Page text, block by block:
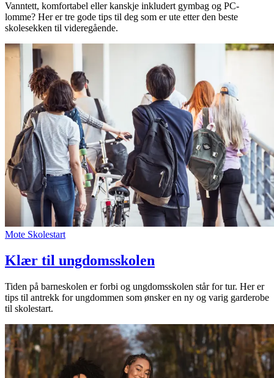
Vanntett, komfortabel eller kanskje inkludert gymbag og PC-
lomme? Her er tre gode tips til deg som er ute etter den beste
skolesekken til videregående.
Mote Skolestart
Klær til ungdomsskolen
Tiden på barneskolen er forbi og ungdomsskolen står for tur. Her er
tips til antrekk for ungdommen som ønsker en ny og varig garderobe
til skolestart.